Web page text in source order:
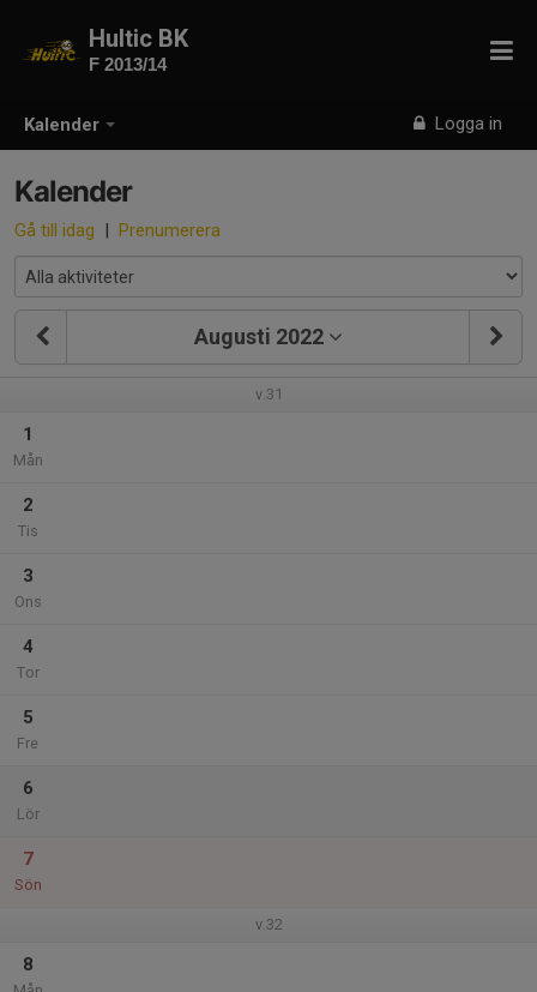
Kalender Logga in
Hultic BK
F 2013/14
Kalender
Gå till idag | Prenumerera
Augusti 2022
v.31
1
Mån
2
Tis
3
Ons
4
Tor
5
Fre
6
Lör
7
Sön
v.32
8